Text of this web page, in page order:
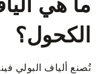
الكحول؟
تُصنع ألياف البولي